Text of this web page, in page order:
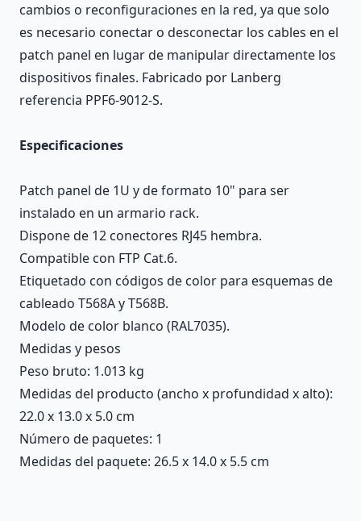
cambios o reconfiguraciones en la red, ya que solo
es necesario conectar o desconectar los cables en el
patch panel en lugar de manipular directamente los
dispositivos finales. Fabricado por Lanberg
referencia PPF6-9012-S.
Especificaciones
Patch panel de 1U y de formato 10" para ser
instalado en un armario rack.
Dispone de 12 conectores RJ45 hembra.
Compatible con FTP Cat.6.
Etiquetado con códigos de color para esquemas de
cableado T568A y T568B.
Modelo de color blanco (RAL7035).
Medidas y pesos
Peso bruto: 1.013 kg
Medidas del producto (ancho x profundidad x alto):
22.0 x 13.0 x 5.0 cm
Número de paquetes: 1
Medidas del paquete: 26.5 x 14.0 x 5.5 cm